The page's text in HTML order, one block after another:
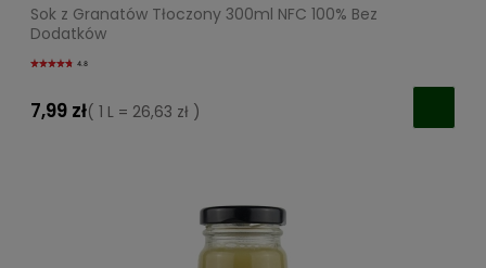
Sok z Granatów Tłoczony 300ml NFC 100% Bez
Dodatków
4.8
7,99 zł( 1 L = 26,63 zł )